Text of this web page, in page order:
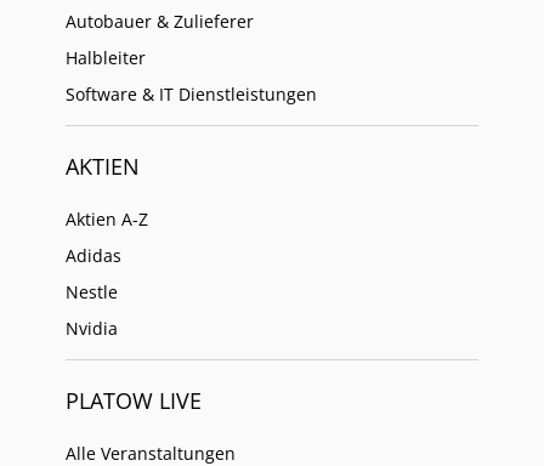
Autobauer & Zulieferer
Halbleiter
Software & IT Dienstleistungen
AKTIEN
Aktien A-Z
Adidas
Nestle
Nvidia
PLATOW LIVE
Alle Veranstaltungen